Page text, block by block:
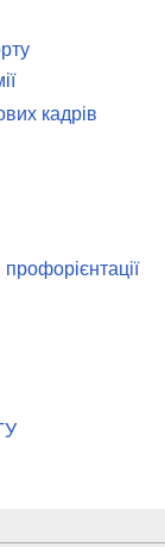
кадрів
профорієнтації